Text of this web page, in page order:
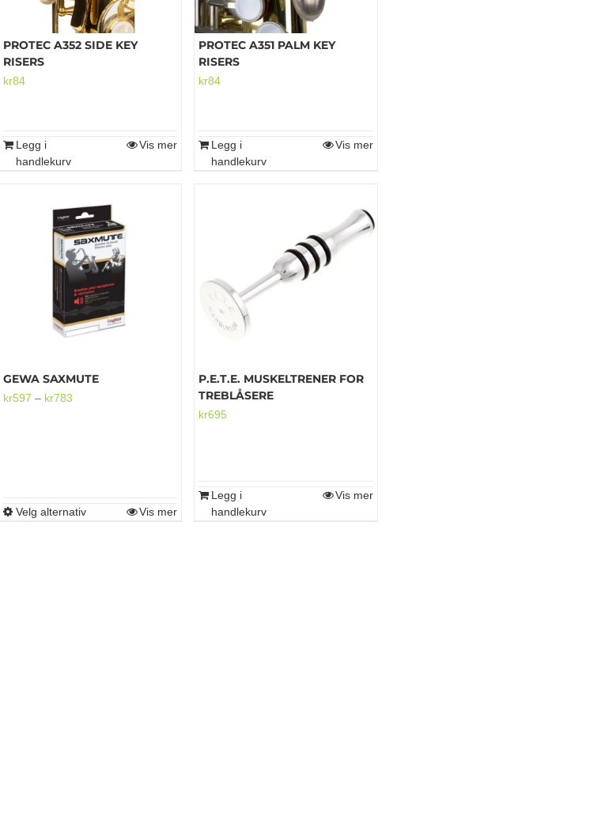
PROTEC A352 SIDE KEY
RISERS
kr84
Legg i
handlekurv
Vis mer
PROTEC A351 PALM KEY
RISERS
kr84
Legg i
handlekurv
Vis mer
GEWA SAXMUTE
kr597 – kr783Prisområde:
Velg alternativDette
Vis mer
P.E.T.E. MUSKELTRENER FOR
TREBLÅSERE
kr695
Legg i
handlekurv
Vis mer